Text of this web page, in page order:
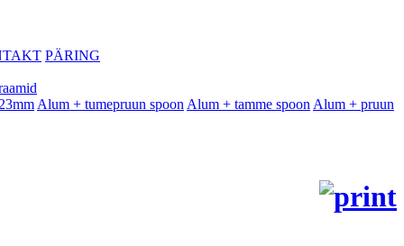
PÄRING
Alum + tumepruun spoon Alum + tamme spoon Alum + pruun